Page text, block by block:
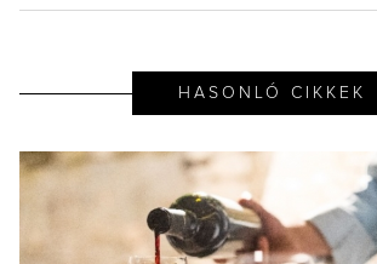
HASONLÓ CIKKEK